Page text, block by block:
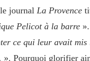
journal La Provence
Pelicot à la barre
ce qui leur avait
». Pourquoi glorifier